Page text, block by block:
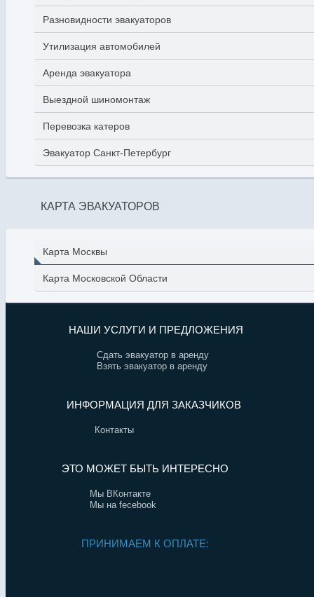
Разновидности эвакуаторов
Утилизация автомобилей
Аренда эвакуатора
Выездной шиномонтаж
Перевозка катеров
Эвакуатор Санкт-Петербург
КАРТА ЭВАКУАТОРОВ
Карта Москвы
Карта Московской Области
НАШИ УСЛУГИ И ПРЕДЛОЖЕНИЯ
Сдать эвакуатор в аренду
Взять эвакуатор в аренду
ИНФОРМАЦИЯ ДЛЯ ЗАКАЗЧИКОВ
Контакты
ЭТО МОЖЕТ БЫТЬ ИНТЕРЕСНО
Мы ВКонтакте
Мы на fecebook
ПРИНИМАЕМ К ОПЛАТЕ: